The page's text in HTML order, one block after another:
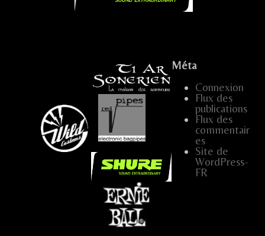
Méta
Connexion
Flux des
publications
Flux des
commentair
es
Site de
WordPress-
FR